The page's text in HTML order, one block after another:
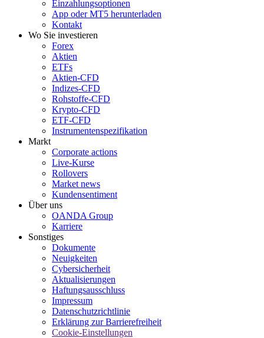
Einzahlungsoptionen
App oder MT5 herunterladen
Kontakt
Wo Sie investieren
Forex
Aktien
ETFs
Aktien-CFD
Indizes-CFD
Rohstoffe-CFD
Krypto-CFD
ETF-CFD
Instrumentenspezifikation
Markt
Corporate actions
Live-Kurse
Rollovers
Market news
Kundensentiment
Über uns
OANDA Group
Karriere
Sonstiges
Dokumente
Neuigkeiten
Cybersicherheit
Aktualisierungen
Haftungsausschluss
Impressum
Datenschutzrichtlinie
Erklärung zur Barrierefreiheit
Cookie-Einstellungen